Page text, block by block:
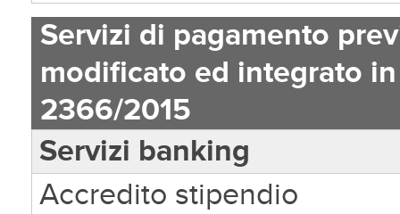
Servizi di pagamento
modificato ed integrato
2366/2015
Servizi banking
Accredito stipendio